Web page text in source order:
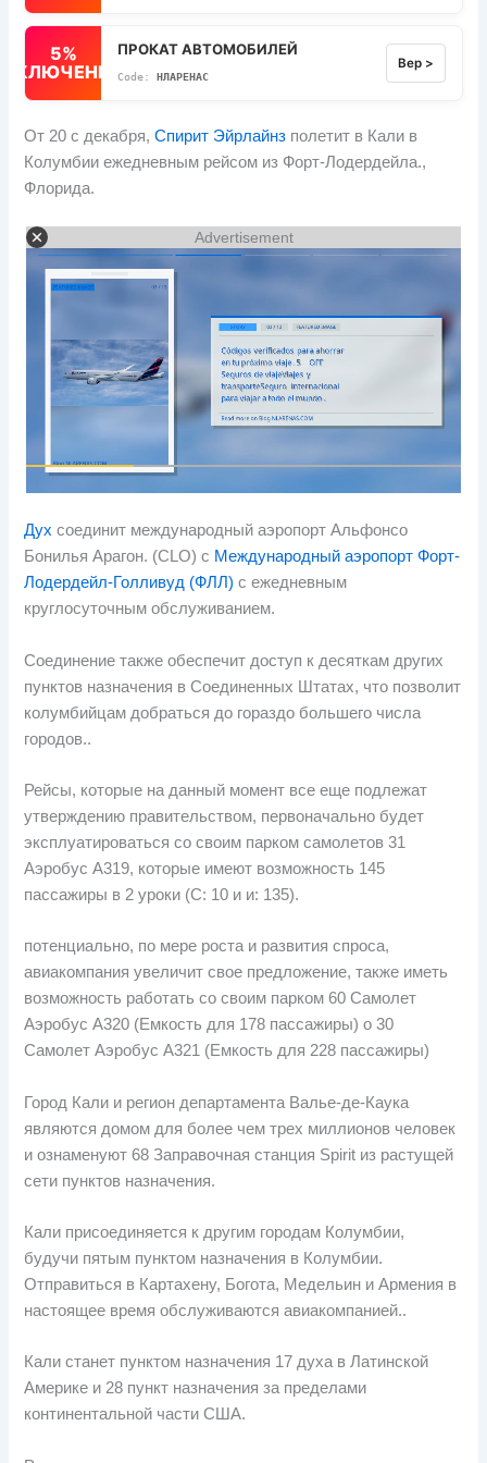
5%
ПРОКАТ АВТОМОБИЛЕЙ
НЛАРЕНАС
Вер >
От 20 с декабря,Спирит Эйрлайнз полетит в Кали в
Колумбии ежедневным рейсом из Форт-Лодердейла.,
Флорида.
Advertisement
Дух соединит международный аэропорт Альфонсо
Бонилья Арагон. (CLO) с Международный аэропорт Форт-
Лодердейл-Голливуд (ФЛЛ) с ежедневным
круглосуточным обслуживанием.
Соединение также обеспечит доступ к десяткам других
пунктов назначения в Соединенных Штатах, что позволит
колумбийцам добраться до гораздо большего числа
городов..
Рейсы, которые на данный момент все еще подлежат
утверждению правительством, первоначально будет
эксплуатироваться со своим парком самолетов 31
Аэробус А319, которые имеют возможность 145
пассажиры в 2 уроки (С: 10 и и: 135).
потенциально, по мере роста и развития спроса,
авиакомпания увеличит свое предложение, также иметь
возможность работать со своим парком 60 Самолет
Аэробус А320 (Емкость для 178 пассажиры) о 30
Самолет Аэробус А321 (Емкость для 228 пассажиры)
Город Кали и регион департамента Валье-де-Каука
являются домом для более чем трех миллионов человек
и ознаменуют 68 Заправочная станция Spirit из растущей
сети пунктов назначения.
Кали присоединяется к другим городам Колумбии,
будучи пятым пунктом назначения в Колумбии.
Отправиться в Картахену, Богота, Медельин и Армения в
настоящее время обслуживаются авиакомпанией..
Кали станет пунктом назначения 17 духа в Латинской
Америке и 28 пункт назначения за пределами
континентальной части США.